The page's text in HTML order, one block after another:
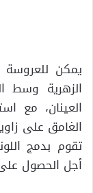
يمكن للعروسة
الزهرية وسط
العينان، مع
الغامق على
تقوم بدمج
أجل الحصول